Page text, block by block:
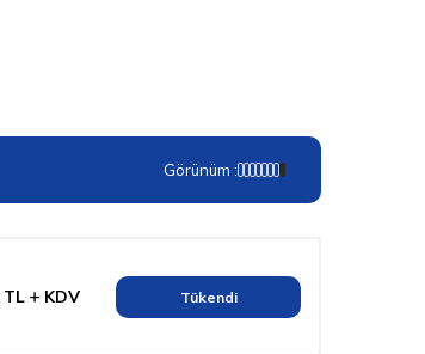
Görünüm :
TL KDV Tükendi